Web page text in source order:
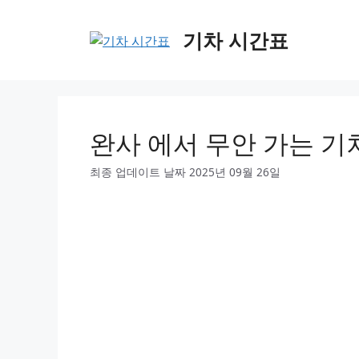
기차 시간표
완사 에서 무안 가는 기
최종 업데이트 날짜 2025년 09월 26일